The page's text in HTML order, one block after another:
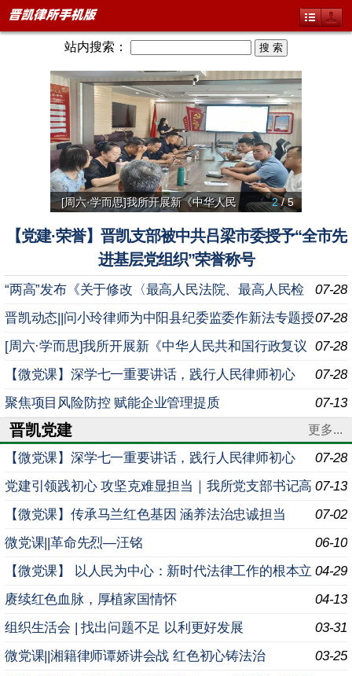
站内搜索：
[周六·学而思]我所开展新《中华人民 2/ 5
【党建·荣誉】晋凯支部被中共吕梁市委授予“全市先
进基层党组织”荣誉称号
07-28
“两高”发布《关于修改〈最高人民法院、最高人民检
察院关于办理内幕交易、泄露内幕信息刑事案件具体应用
法
07-28
晋凯动态||问小玲律师为中阳县纪委监委作新法专题授
课
07-28
[周六·学而思]我所开展新《中华人民共和国行政复议
法实施条例》专题学习例会
07-28
【微党课】深学七一重要讲话，践行人民律师初心
—— 我所开展专题学习例会
07-13
聚焦项目风险防控 赋能企业管理提质
晋凯党建 更多...
07-28
【微党课】深学七一重要讲话，践行人民律师初心
—— 我所开展专题学习例会
07-13
党建引领践初心 攻坚克难显担当｜我所党支部书记高
晓军讲授专题党课：解决好突出问题就是最大的政绩
07-02
【微党课】传承马兰红色基因 涵养法治忠诚担当
06-10
微党课||革命先烈—汪铭
04-29
【微党课】 以人民为中心：新时代法律工作的根本立
场
04-13
赓续红色血脉，厚植家国情怀
03-31
组织生活会 | 找出问题不足 以利更好发展
03-25
微党课||湘籍律师谭娇讲会战 红色初心铸法治